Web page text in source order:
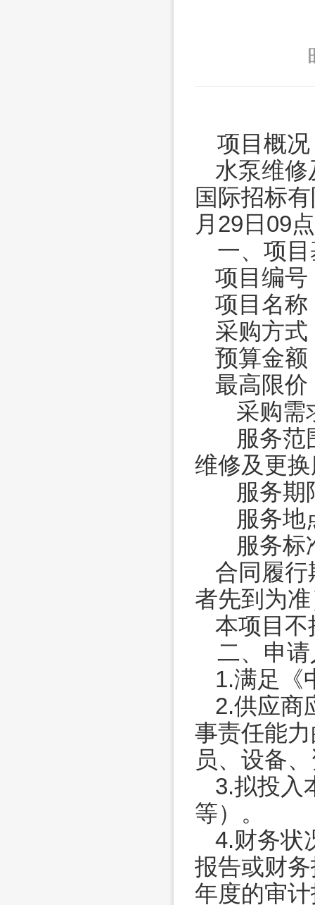
项目概况
水泵维
国际招标
月29日09
一、项
项目编号
项目名称
采购方
预算金额
最高限价
采购需
服务范
维修及更
服务期
服务地
服务标
合同履行
者先到为
本项目不
二、申
1.满足《
2.供应商
事责任能
员、设备
3.拟投入
等）。
4.财务状
报告或财
年度的审